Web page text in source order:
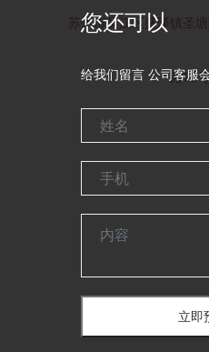
苏州市吴江区盛泽镇圣
路79号
您还可以
给我们留言 公司客服
姓名
手机
内容
立即